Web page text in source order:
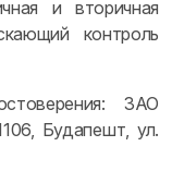
и вторичная
контроль
ЗАО
Будапешт, ул.